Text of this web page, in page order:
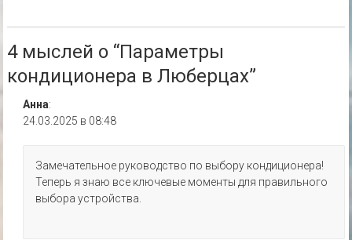
4 мыслей о “Параметры
кондиционера в Люберцах”
Анна:
24.03.2025 в 08:48
Замечательное руководство по выбору кондиционера!
Теперь я знаю все ключевые моменты для правильного
выбора устройства.